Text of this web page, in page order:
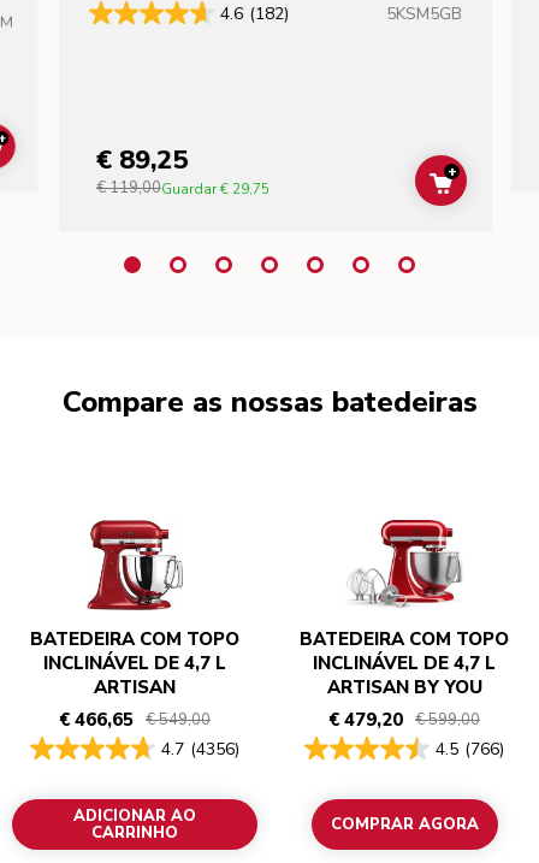
ADD TO CART
4.6 (182) 5KSM5GB
€ 89,25
€ 119,00Guardar€ 29,75 ADD TO
+
Compare as nossas batedeiras
BATEDEIRA COM TOPO
INCLINÁVEL DE 4,7 L
ARTISAN
€ 466,65 € 549,00
4.7 (4356)
ADICIONAR AO
CARRINHO
BATEDEIRA COM TOPO
INCLINÁVEL DE 4,7 L
ARTISAN BY YOU
€ 479,20 € 599,00
4.5 (766)
COMPRAR AGORA